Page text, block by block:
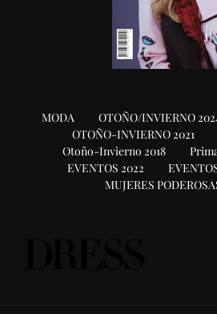
MODA OTOÑO/INVIERNO
OTOÑO-INVIERNO 2021
Otoño-Invierno 2018
EVENTOS 2022
MUJERES